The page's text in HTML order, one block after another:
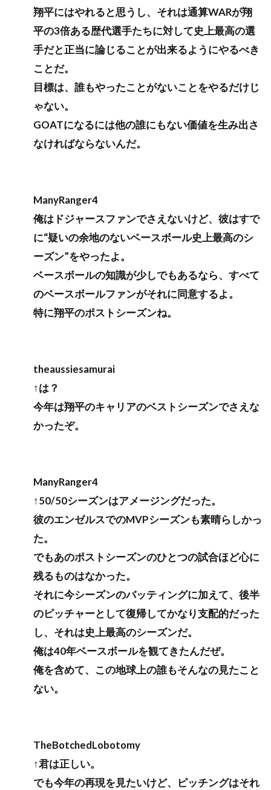
翔平にはやれると思うし、それは通算WARが翔
平の3倍ある歴代選手たちに対して史上最高の選
手だと正当に論じることが出来るようにやるべき
ことだ。
目標は、誰もやったことがないことをやるだけじ
ゃない。
GOATになるには他の誰にもない価値を生み出さ
なければならないんだ。
ManyRanger4
俺はドジャースファンでさえないけど、彼はすで
に“疑いの余地のないベースボール史上最高のシ
ーズン”をやったよ。
ベースボールの知識が少しでもあるなら、すべて
のベースボールファンがそれに同意するよ。
特に翔平のポストシーズンね。
theaussiesamurai
↑は？
今年は翔平のキャリアのベストシーズンでさえな
かったぞ。
ManyRanger4
↑50/50シーズンはアメージングだった。
彼のエンゼルスでのMVPシーズンも素晴らしかっ
た。
でもあのポストシーズンのひとつの試合ほど心に
残るものはなかった。
それに今シーズンのバッティングに加えて、後半
のピッチャーとして復帰してかなり支配的だった
し、それは史上最高のシーズンだ。
俺は40年ベースボールを観てきたんだぜ。
俺を含めて、この地球上の誰もそんなの見たこと
ない。
TheBotchedLobotomy
↑君は正しい。
でも今年の再現を見たいけど、ピッチングはそれ